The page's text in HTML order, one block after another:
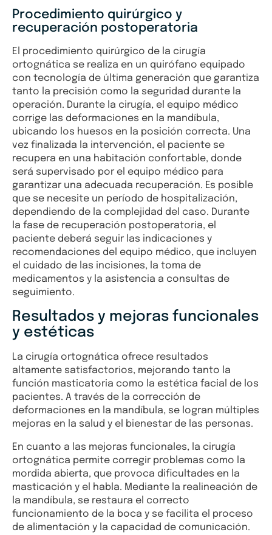
Procedimiento quirúrgico y
recuperación postoperatoria
El procedimiento quirúrgico de la cirugía
ortognática se realiza en un quirófano equipado
con tecnología de última generación que garantiza
tanto la precisión como la seguridad durante la
operación. Durante la cirugía, el equipo médico
corrige las deformaciones en la mandíbula,
ubicando los huesos en la posición correcta. Una
vez finalizada la intervención, el paciente se
recupera en una habitación confortable, donde
será supervisado por el equipo médico para
garantizar una adecuada recuperación. Es posible
que se necesite un período de hospitalización,
dependiendo de la complejidad del caso. Durante
la fase de recuperación postoperatoria, el
paciente deberá seguir las indicaciones y
recomendaciones del equipo médico, que incluyen
el cuidado de las incisiones, la toma de
medicamentos y la asistencia a consultas de
seguimiento.
Resultados y mejoras funcionales
y estéticas
La cirugía ortognática ofrece resultados
altamente satisfactorios, mejorando tanto la
función masticatoria como la estética facial de los
pacientes. A través de la corrección de
deformaciones en la mandíbula, se logran múltiples
mejoras en la salud y el bienestar de las personas.
En cuanto a las mejoras funcionales, la cirugía
ortognática permite corregir problemas como la
mordida abierta, que provoca dificultades en la
masticación y el habla. Mediante la realineación de
la mandíbula, se restaura el correcto
funcionamiento de la boca y se facilita el proceso
de alimentación y la capacidad de comunicación.